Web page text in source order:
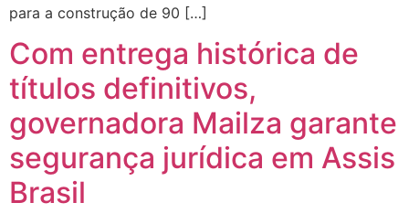
para a construção de 90 […]
Com entrega histórica de
títulos definitivos,
governadora Mailza garante
segurança jurídica em Assis
Brasil